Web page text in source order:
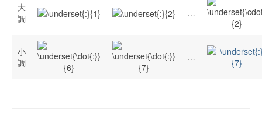
大
調
…
小
調
…